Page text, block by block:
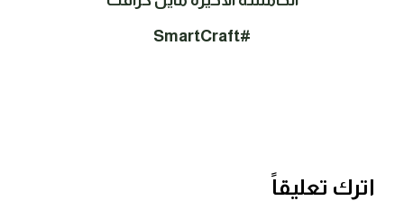
#SmartCraft
اترك تعليقاً